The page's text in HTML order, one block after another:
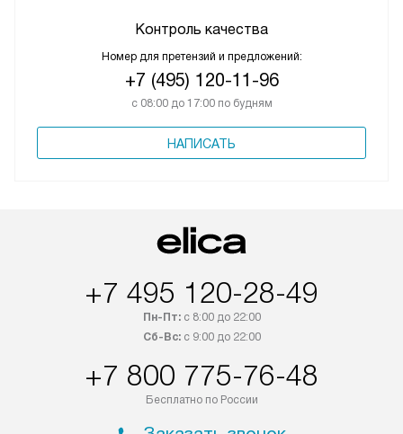
Контроль качества
Номер для претензий и предложений:
+7 (495) 120-11-96
с 08:00 до 17:00 по будням
НАПИСАТЬ
+7 495 120-28-49
Пн-Пт:с 8:00 до 22:00
Сб-Вс:с 9:00 до 22:00
+7 800 775-76-48
Бесплатно по России